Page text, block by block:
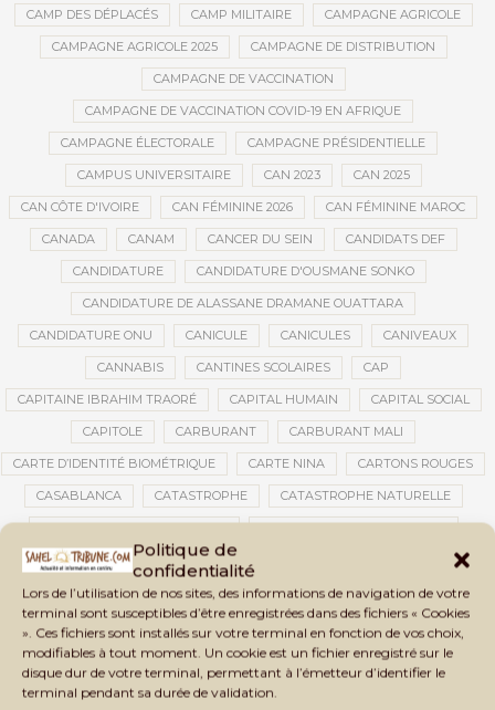
Politique de
confidentialité
Lors de l’utilisation de nos sites, des informations de navigation de votre
terminal sont susceptibles d’être enregistrées dans des fichiers « Cookies
». Ces fichiers sont installés sur votre terminal en fonction de vos choix,
modifiables à tout moment. Un cookie est un fichier enregistré sur le
disque dur de votre terminal, permettant à l’émetteur d’identifier le
terminal pendant sa durée de validation.
CAMP DES DÉPLACÉS CAMP MILITAIRE CAMPAGNE AGRICOLE
CAMPAGNE AGRICOLE 2025 CAMPAGNE DE DISTRIBUTION
CAMPAGNE DE VACCINATION
CAMPAGNE DE VACCINATION COVID-19 EN AFRIQUE
CAMPAGNE ÉLECTORALE CAMPAGNE PRÉSIDENTIELLE
CAMPUS UNIVERSITAIRE CAN 2023 CAN 2025
CAN CÔTE D'IVOIRE CAN FÉMININE 2026 CAN FÉMININE MAROC
CANADA CANAM CANCER DU SEIN CANDIDATS DEF
CANDIDATURE CANDIDATURE D'OUSMANE SONKO
CANDIDATURE DE ALASSANE DRAMANE OUATTARA
CANDIDATURE ONU CANICULE CANICULES CANIVEAUX
CANNABIS CANTINES SCOLAIRES CAP
CAPITAINE IBRAHIM TRAORÉ CAPITAL HUMAIN CAPITAL SOCIAL
CAPITOLE CARBURANT CARBURANT MALI
CARTE D’IDENTITÉ BIOMÉTRIQUE CARTE NINA CARTONS ROUGES
CASABLANCA CATASTROPHE CATASTROPHE NATURELLE
CATASTROPHES CLIMATIQUES CATASTROPHES NATURELLES
CAUTION 10 000 DOLLARS CAUTION DE VISA CECOGEC
CEDEAO CÉDÉAO CEI CÉLÉBRATION NATIONALE CEMAC
CENTRAFRIQUE CENTRALE SOLAIRE
CENTRALE SOLAIRE DE SANANKOROBA